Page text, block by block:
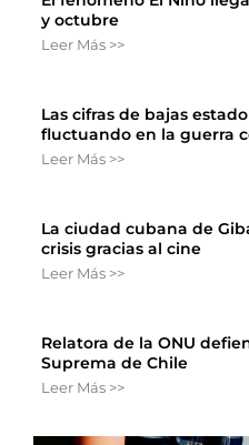
y octubre
Leer Más >>
Las cifras de bajas
fluctuando en la guerra
Leer Más >>
La ciudad cubana de
crisis gracias al cine
Leer Más >>
Relatora de la ONU
Suprema de Chile
Leer Más >>